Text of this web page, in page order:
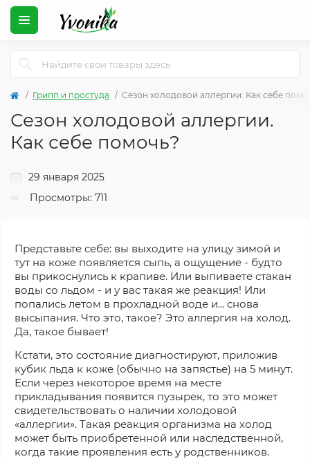
Грипп и простуда Сезон холодовой аллергии. Как себе
Сезон холодовой аллергии.
Как себе помочь?
29 января 2025
Просмотры: 711
Представьте себе: вы выходите на улицу зимой и
тут на коже появляется сыпь, а ощущение - будто
вы прикоснулись к крапиве. Или выпиваете стакан
воды со льдом - и у вас такая же реакция! Или
попались летом в прохладной воде и... снова
высыпания. Что это, такое? Это аллергия на холод.
Да, такое бывает!
Кстати, это состояние диагностируют, приложив
кубик льда к коже (обычно на запястье) на 5 минут.
Если через некоторое время на месте
прикладывания появится пузырек, то это может
свидетельствовать о наличии холодовой
«аллергии». Такая реакция организма на холод
может быть приобретенной или наследственной,
когда такие проявления есть у родственников.